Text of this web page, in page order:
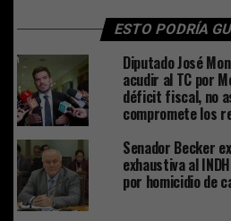
ESTO PODRÍA
Diputado José
acudir al TC por
déficit fiscal, no
compromete los
Senador Becker
exhaustiva al
por homicidio de